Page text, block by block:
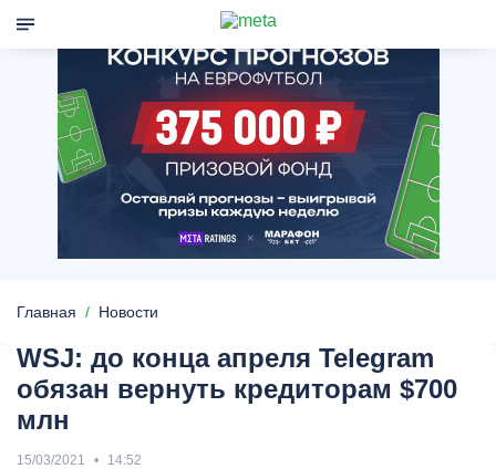
Главная Новости
WSJ: до конца апреля Telegram
обязан вернуть кредиторам $700
млн
15/03/2021 14:52